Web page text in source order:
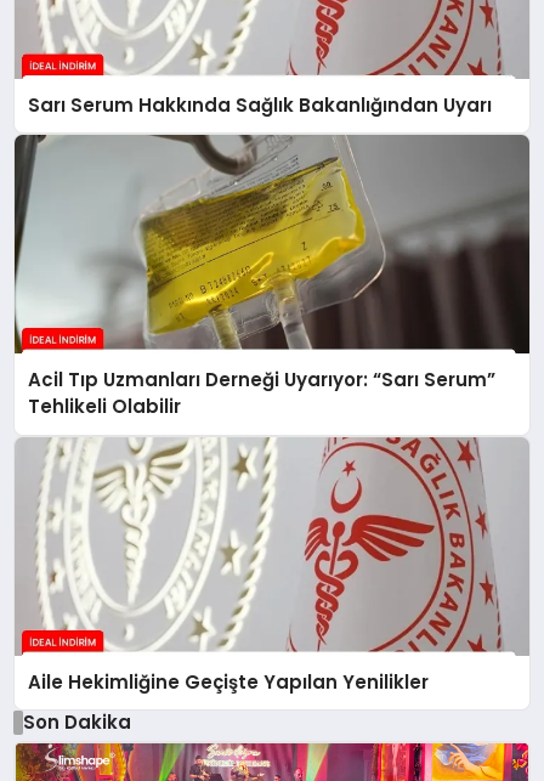
Sarı Serum Hakkında Sağlık Bakanlığından Uyarı
Acil Tıp Uzmanları Derneği Uyarıyor: “Sarı Serum”
Tehlikeli Olabilir
Aile Hekimliğine Geçişte Yapılan Yenilikler
Son Dakika